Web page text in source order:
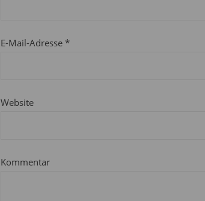
E-Mail-Adresse *
Website
Kommentar